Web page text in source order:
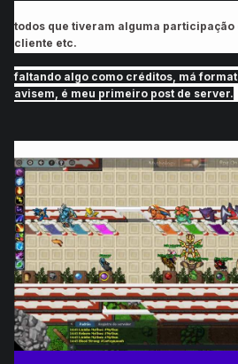
E
todos que tiveram alguma participação
cliente etc.
Se
faltando algo como créditos, má
avisem, é meu primeiro post de server.